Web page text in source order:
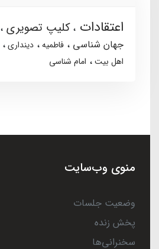
اعتقادات کلیپ تصویری
جهان شناسی
فاطمیه دینداری
اهل بیت
امام شناسی
منوی وب‌سایت
وضعیت جلسات
پخش زنده
سخنرانی‌ها